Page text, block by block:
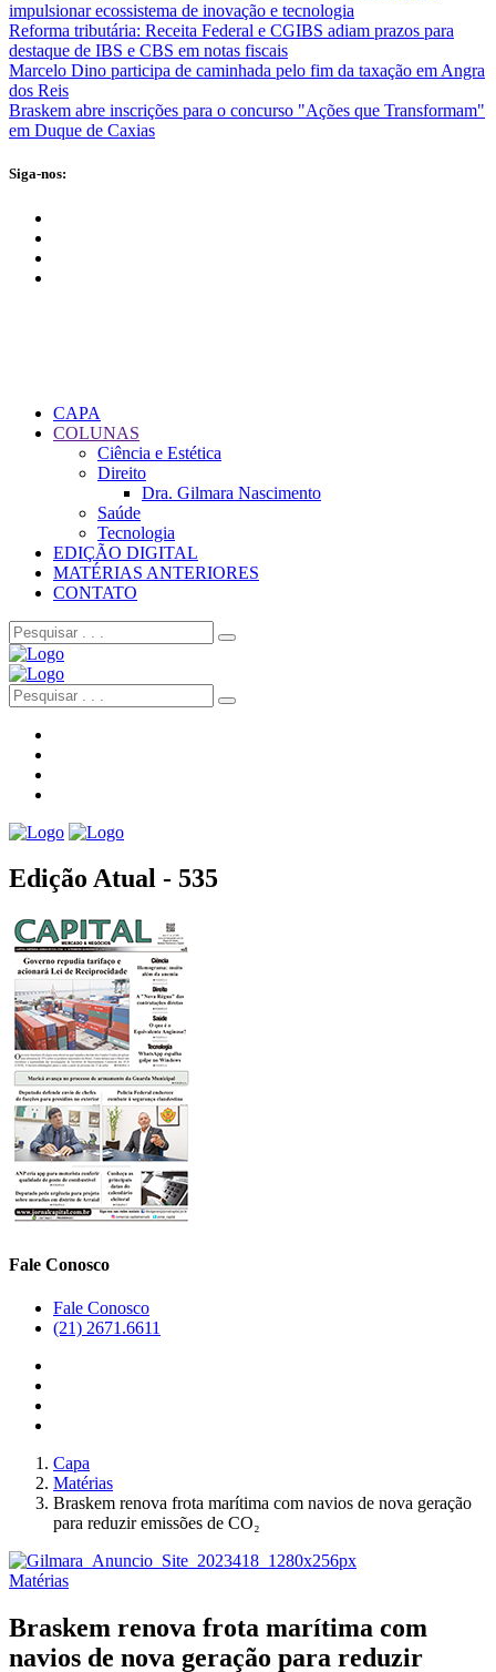
impulsionar ecossistema de inovação e tecnologia
Reforma tributária: Receita Federal e CGIBS adiam prazos para
destaque de IBS e CBS em notas fiscais
Marcelo Dino participa de caminhada pelo fim da taxação em Angra
dos Reis
Braskem abre inscrições para o concurso "Ações que Transformam"
em Duque de Caxias
Siga-nos:
CAPA
COLUNAS
Ciência e Estética
Direito
Dra. Gilmara Nascimento
Saúde
Tecnologia
EDIÇÃO DIGITAL
MATÉRIAS ANTERIORES
CONTATO
Edição Atual - 535
Fale Conosco
Fale Conosco
(21) 2671.6611
Capa
Matérias
Braskem renova frota marítima com navios de nova geração
para reduzir emissões de CO₂
Matérias
Braskem renova frota marítima com
navios de nova geração para reduzir